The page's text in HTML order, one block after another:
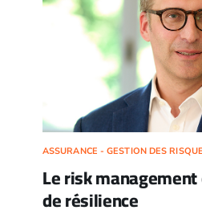
ASSURANCE - GESTION DES
Le risk
de résilience